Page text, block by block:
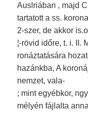
Auslriában , majd
tartatott a ss.
2-szer, de akkor
¦-rövid időre, t. i. II.
ronáztatására
hazánkba, A
nemzet, vala-
; mint egyébkor,
mélyén fájlalta